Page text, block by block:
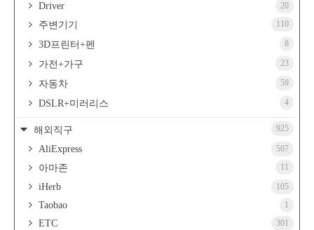
Driver 20
주변기기 110
3D프린터+펜 8
가전+가구 23
자동차 59
DSLR+미러리스 4
해외직구 925
AliExpress 507
아마존 11
iHerb 105
Taobao 1
ETC 301